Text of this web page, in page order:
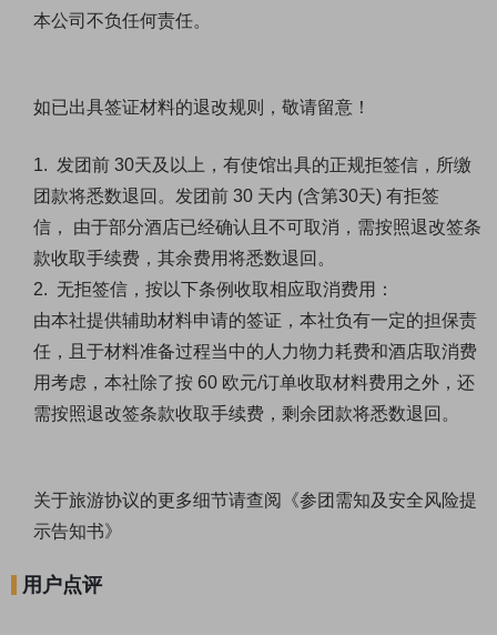
本公司不负任何责任。
如已出具签证材料的退改规则，敬请留意！
1. 发团前 30天及 以上，有使馆出具的正规拒签信，所缴
团款将悉数退回。发团前 30 天内 (含第30天) 有拒签
信， 由于部分酒店已经确认且不可取消，需按照退改签条
款收取手续费，其余费用将悉数退回。
2. 无拒签信，按以下条例收取相应取消费用：
由本社提供辅助材料申请的签证，本社负有一定的担保责
任，且于材料准备过程当中的人力物力耗费和酒店取消费
用考虑，本社除了按 60 欧元/订单收取材料费用之外，还
需按照退改签条款收取手续费，剩余团款将悉数退回。
关于旅游协议的更多细节请查阅《参团需知及安全风险提
示告知书》
用户点评